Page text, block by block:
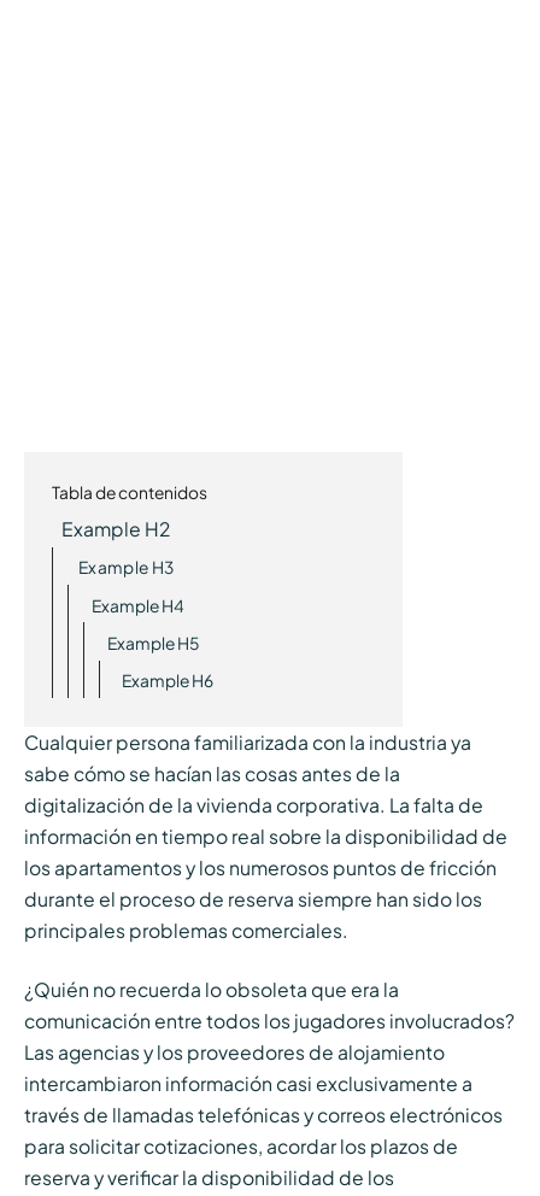
Tabla de contenidos
Example H2
Example H3
Example H4
Example H5
Example H6
Cualquier persona familiarizada con la industria ya
sabe cómo se hacían las cosas antes de la
digitalización de la vivienda corporativa. La falta de
información en tiempo real sobre la disponibilidad de
los apartamentos y los numerosos puntos de fricción
durante el proceso de reserva siempre han sido los
principales problemas comerciales.
¿Quién no recuerda lo obsoleta que era la
comunicación entre todos los jugadores involucrados?
Las agencias y los proveedores de alojamiento
intercambiaron información casi exclusivamente a
través de llamadas telefónicas y correos electrónicos
para solicitar cotizaciones, acordar los plazos de
reserva y verificar la disponibilidad de los